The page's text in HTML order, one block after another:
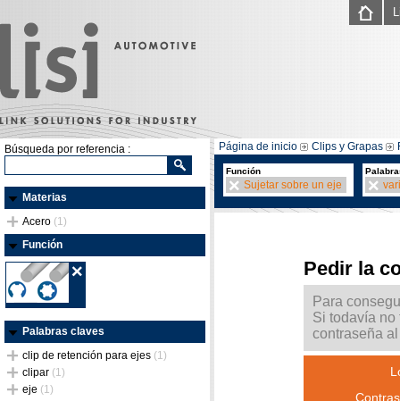
Búsqueda por referencia :
Materias
Acero (1)
Función
Palabras claves
clip de retención para ejes (1)
clipar (1)
eje (1)
Página de inicio Clips y Grapas
Función
Sujetar sobre un eje
Pedir la
Para
Si todavía no
contraseña